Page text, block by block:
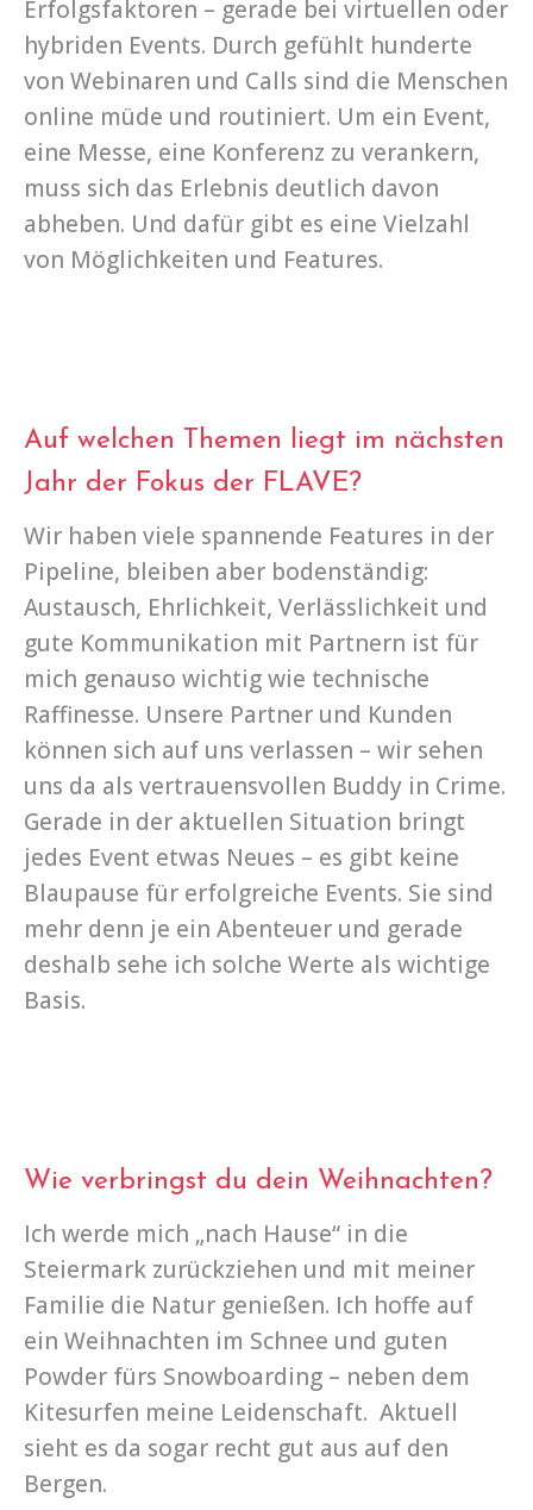
Erfolgsfaktoren – gerade bei virtuellen oder
hybriden Events. Durch gefühlt hunderte
von Webinaren und Calls sind die Menschen
online müde und routiniert. Um ein Event,
eine Messe, eine Konferenz zu verankern,
muss sich das Erlebnis deutlich davon
abheben. Und dafür gibt es eine Vielzahl
von Möglichkeiten und Features.
Auf welchen Themen liegt im nächsten
Jahr der Fokus der FLAVE?
Wir haben viele spannende Features in der
Pipeline, bleiben aber bodenständig:
Austausch, Ehrlichkeit, Verlässlichkeit und
gute Kommunikation mit Partnern ist für
mich genauso wichtig wie technische
Raffinesse. Unsere Partner und Kunden
können sich auf uns verlassen – wir sehen
uns da als vertrauensvollen Buddy in Crime.
Gerade in der aktuellen Situation bringt
jedes Event etwas Neues – es gibt keine
Blaupause für erfolgreiche Events. Sie sind
mehr denn je ein Abenteuer und gerade
deshalb sehe ich solche Werte als wichtige
Basis.
Wie verbringst du dein Weihnachten?
Ich werde mich „nach Hause“ in die
Steiermark zurückziehen und mit meiner
Familie die Natur genießen. Ich hoffe auf
ein Weihnachten im Schnee und guten
Powder fürs Snowboarding – neben dem
Kitesurfen meine Leidenschaft. Aktuell
sieht es da sogar recht gut aus auf den
Bergen.